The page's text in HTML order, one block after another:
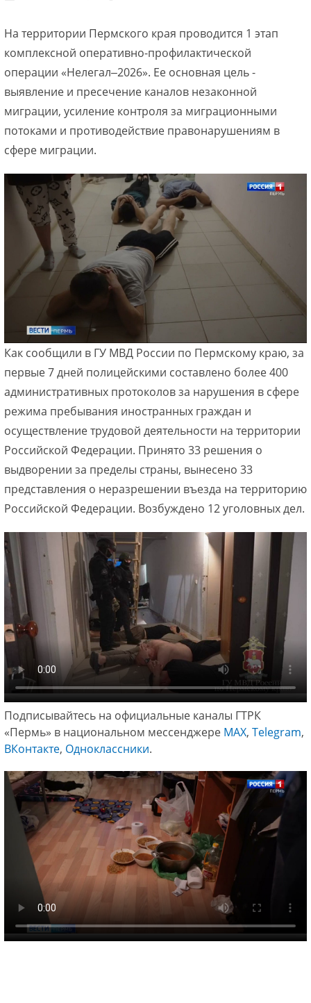
На территории Пермского края проводится 1 этап
комплексной оперативно-профилактической
операции «Нелегал‒2026». Ее основная цель -
выявление и пресечение каналов незаконной
миграции, усиление контроля за миграционными
потоками и противодействие правонарушениям в
сфере миграции.
Как сообщили в ГУ МВД России по Пермскому краю, за
первые 7 дней полицейскими составлено более 400
административных протоколов за нарушения в сфере
режима пребывания иностранных граждан и
осуществление трудовой деятельности на территории
Российской Федерации. Принято 33 решения о
выдворении за пределы страны, вынесено 33
представления о неразрешении въезда на территорию
Российской Федерации. Возбуждено 12 уголовных дел.
Подписывайтесь на официальные каналы ГТРК
«Пермь» в национальном мессенджере МАХ, Telegram,
ВКонтакте, Одноклассники.